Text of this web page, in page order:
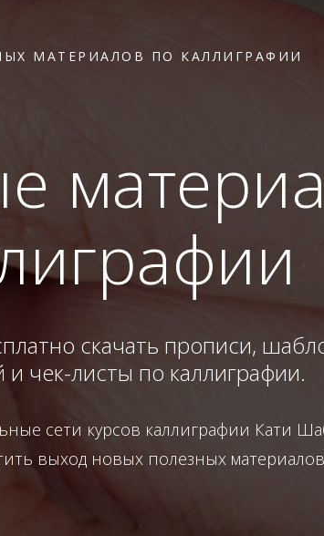
МАТЕРИАЛОВ ПО КАЛЛИГРАФИИ
скачать прописи,
чек-листы по каллиграфии.
сети курсов каллиграфии Кати
выход новых полезных